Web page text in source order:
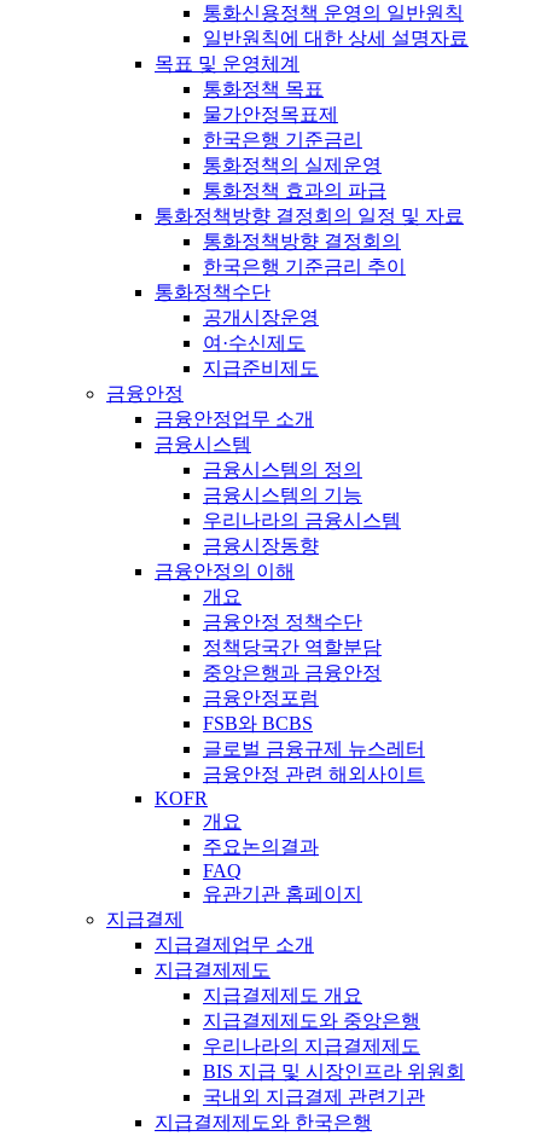
통화신용정책 운영의 일반원칙
일반원칙에 대한 상세 설명자료
목표 및 운영체계
통화정책 목표
물가안정목표제
한국은행 기준금리
통화정책의 실제운영
통화정책 효과의 파급
통화정책방향 결정회의 일정 및 자료
통화정책방향 결정회의
한국은행 기준금리 추이
통화정책수단
공개시장운영
여·수신제도
지급준비제도
금융안정
금융안정업무 소개
금융시스템
금융시스템의 정의
금융시스템의 기능
우리나라의 금융시스템
금융시장동향
금융안정의 이해
개요
금융안정 정책수단
정책당국간 역할분담
중앙은행과 금융안정
금융안정포럼
FSB와 BCBS
글로벌 금융규제 뉴스레터
금융안정 관련 해외사이트
KOFR
개요
주요논의결과
FAQ
유관기관 홈페이지
지급결제
지급결제업무 소개
지급결제제도
지급결제제도 개요
지급결제제도와 중앙은행
우리나라의 지급결제제도
BIS 지급 및 시장인프라 위원회
국내외 지급결제 관련기관
지급결제제도와 한국은행